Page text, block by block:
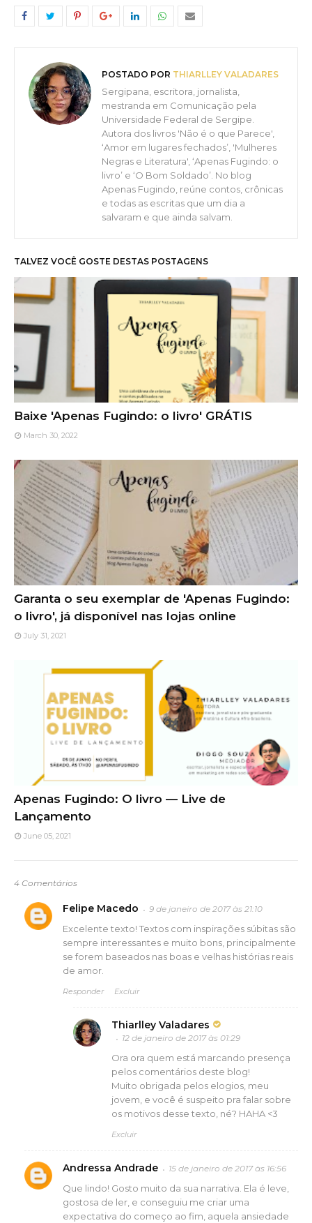
POSTADO POR THIARLLEY VALADARES
Sergipana, escritora, jornalista,
mestranda em Comunicação pela
Universidade Federal de Sergipe.
Autora dos livros 'Não é o que Parece',
‘Amor em lugares fechados’, 'Mulheres
Negras e Literatura', ‘Apenas Fugindo: o
livro’ e ‘O Bom Soldado’. No blog
Apenas Fugindo, reúne contos, crônicas
e todas as escritas que um dia a
salvaram e que ainda salvam.
TALVEZ VOCÊ GOSTE DESTAS POSTAGENS
Baixe 'Apenas Fugindo: o livro' GRÁTIS
March 30, 2022
Garanta o seu exemplar de 'Apenas Fugindo:
o livro', já disponível nas lojas online
July 31, 2021
Apenas Fugindo: O livro — Live de
Lançamento
June 05, 2021
4 Comentários
Felipe Macedo 9 de janeiro de 2017 às 21:10
Excelente texto! Textos com inspirações súbitas são
sempre interessantes e muito bons, principalmente
se forem baseados nas boas e velhas histórias reais
de amor.
Responder Excluir
Thiarlley Valadares
12 de janeiro de 2017 às 01:29
Ora ora quem está marcando presença
pelos comentários deste blog!
Muito obrigada pelos elogios, meu
jovem, e você é suspeito pra falar sobre
os motivos desse texto, né? HAHA <3
Excluir
Andressa Andrade 15 de janeiro de 2017 às 16:56
Que lindo! Gosto muito da sua narrativa. Ela é leve,
gostosa de ler, e conseguiu me criar uma
expectativa do começo ao fim, aquela ansiedade